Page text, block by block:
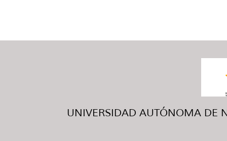
UNIVERSIDAD AUTÓNOMA DE